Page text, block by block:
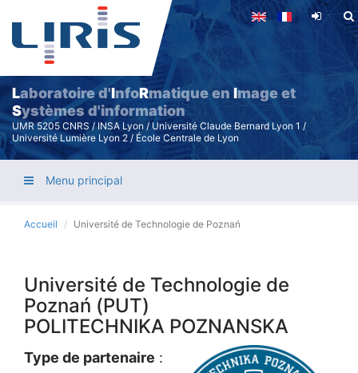
Aller
contenu
principal
Laboratoire d'InfoRmatique enImage et
Systèmes d'information
UMR 5205 CNRS / INSA Lyon / Université Claude Bernard Lyon 1 /
Université Lumière Lyon 2 / École Centrale de Lyon
Menu principal
Accueil Université de Technologie de Poznań
Université de Technologie de
Poznań (PUT)
POLITECHNIKA POZNANSKA
Type de partenaire :